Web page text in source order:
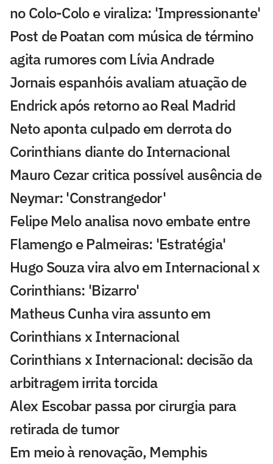
no Colo-Colo e viraliza: 'Impressionante'
Post de Poatan com música de término
agita rumores com Lívia Andrade
Jornais espanhóis avaliam atuação de
Endrick após retorno ao Real Madrid
Neto aponta culpado em derrota do
Corinthians diante do Internacional
Mauro Cezar critica possível ausência de
Neymar: 'Constrangedor'
Felipe Melo analisa novo embate entre
Flamengo e Palmeiras: 'Estratégia'
Hugo Souza vira alvo em Internacional x
Corinthians: 'Bizarro'
Matheus Cunha vira assunto em
Corinthians x Internacional
Corinthians x Internacional: decisão da
arbitragem irrita torcida
Alex Escobar passa por cirurgia para
retirada de tumor
Em meio à renovação, Memphis